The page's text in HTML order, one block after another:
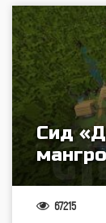
Сид
67215